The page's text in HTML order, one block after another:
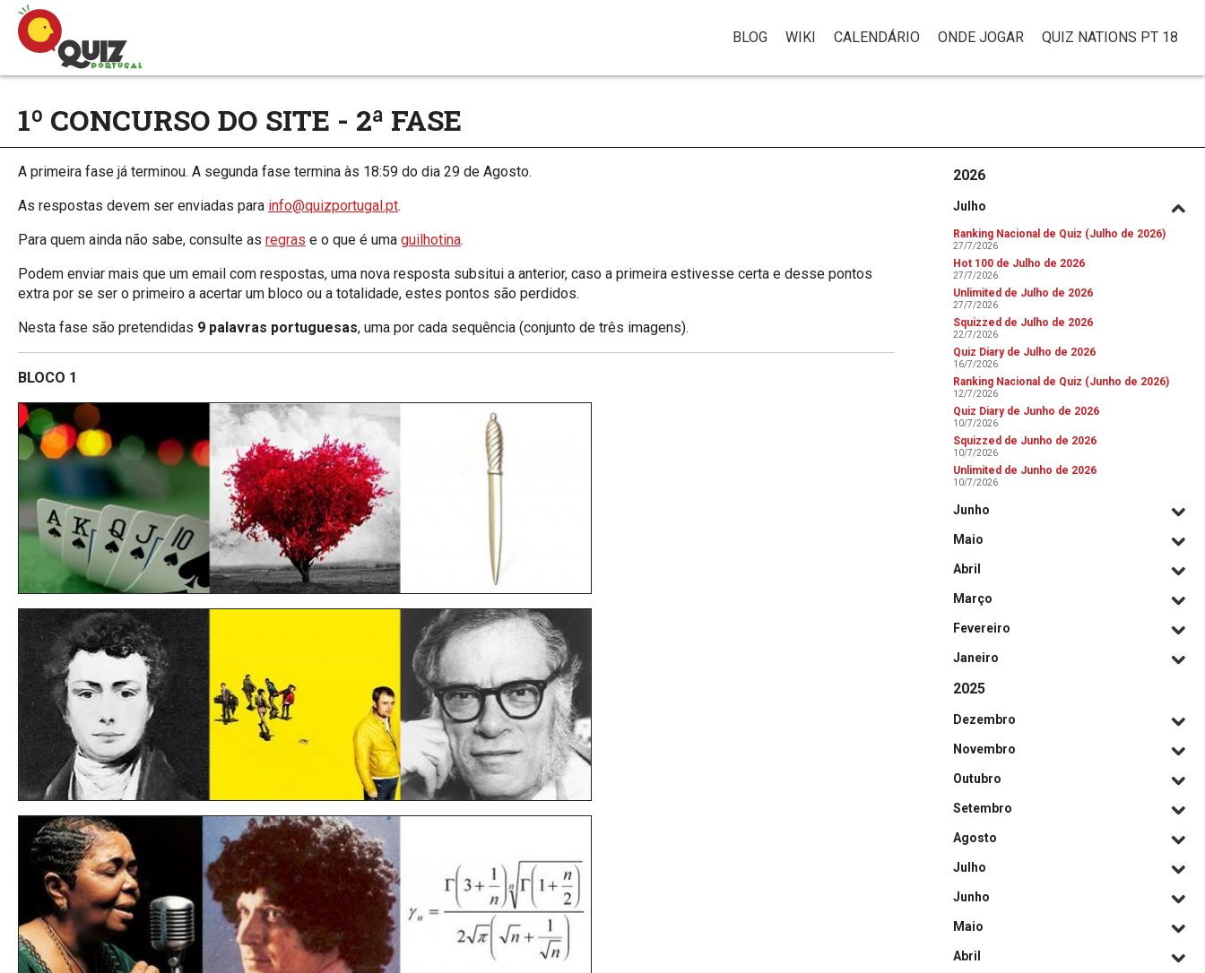
BLOG WIKI CALENDÁRIO ONDE JOGAR QUIZ NATIONS PT 18
1º CONCURSO DO SITE - 2ª FASE
2026
Julho
Ranking Nacional de Quiz (Julho de 2026)
27/7/2026
Hot 100 de Julho de 2026
27/7/2026
Unlimited de Julho de 2026
27/7/2026
Squizzed de Julho de 2026
22/7/2026
Quiz Diary de Julho de 2026
16/7/2026
Ranking Nacional de Quiz (Junho de 2026)
12/7/2026
Quiz Diary de Junho de 2026
10/7/2026
Squizzed de Junho de 2026
10/7/2026
Unlimited de Junho de 2026
10/7/2026
Junho
Maio
Abril
Março
Fevereiro
Janeiro
2025
Dezembro
Novembro
Outubro
Setembro
Agosto
Julho
Junho
Maio
Abril
A primeira fase já terminou. A segunda fase termina às 18:59 do dia 29 de Agosto.
As respostas devem ser enviadas para info@quizportugal.pt.
Para quem ainda não sabe, consulte as regras e o que é uma guilhotina.
Podem enviar mais que um email com respostas, uma nova resposta subsitui a anterior, caso a primeira estivesse certa e desse pontos
extra por se ser o primeiro a acertar um bloco ou a totalidade, estes pontos são perdidos.
Nesta fase são pretendidas 9 palavras portuguesas, uma por cada sequência (conjunto de três imagens).
BLOCO 1